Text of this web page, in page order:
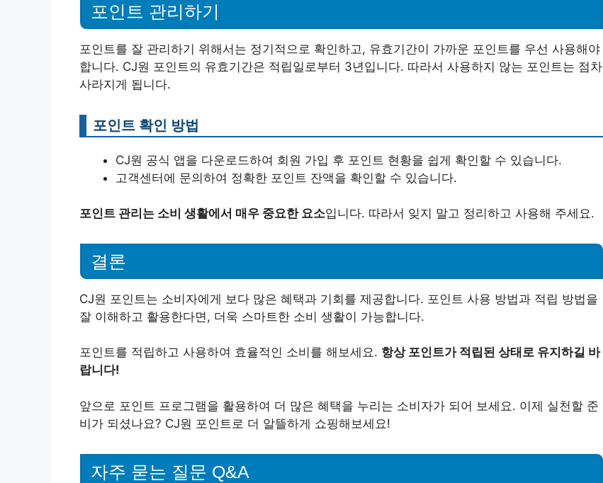
포인트 관리하기
포인트를 잘 관리하기 위해서는 정기적으로 확인하고, 유효기간이 가까운 포인트를 우선 사용해야
합니다. CJ원 포인트의 유효기간은 적립일로부터 3년입니다. 따라서 사용하지 않는 포인트는 점차
사라지게 됩니다.
포인트 확인 방법
CJ원 공식 앱을 다운로드하여 회원 가입 후 포인트 현황을 쉽게 확인할 수 있습니다.
고객센터에 문의하여 정확한 포인트 잔액을 확인할 수 있습니다.
포인트 관리는 소비 생활에서 매우 중요한 요소입니다. 따라서 잊지 말고 정리하고 사용해 주세요.
결론
CJ원 포인트는 소비자에게 보다 많은 혜택과 기회를 제공합니다. 포인트 사용 방법과 적립 방법을
잘 이해하고 활용한다면, 더욱 스마트한 소비 생활이 가능합니다.
포인트를 적립하고 사용하여 효율적인 소비를 해보세요. 항상 포인트가 적립된 상태로 유지하길 바
랍니다!
앞으로 포인트 프로그램을 활용하여 더 많은 혜택을 누리는 소비자가 되어 보세요. 이제 실천할 준
비가 되셨나요? CJ원 포인트로 더 알뜰하게 쇼핑해보세요!
자주 묻는 질문 Q&A